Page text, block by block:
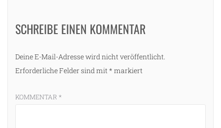
SCHREIBE EINEN KOMMENTAR
Deine E-Mail-Adresse wird nicht veröffentlicht.
Erforderliche Felder sind mit * markiert
KOMMENTAR *